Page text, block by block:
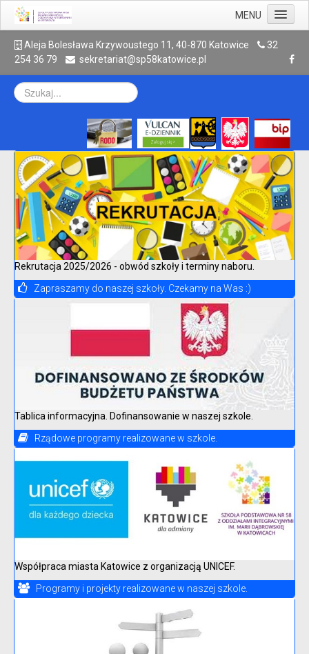
MENU
Aktualności
Rodzic
Kontakt
Archiwum
A leja Bolesława Krzywoustego 11, 40-870 Katowice
32
254 36 79
sekretariat@sp58katowice.pl
Rekrutacja 2025/2026 - obwód szkoły i terminy naboru.
Zapraszamy do naszej szkoły. Czekamy na Was :)
Tablica informacyjna. Dofinansowanie w naszej szkole.
Rządowe programy realizowane w szkole.
Współpraca miasta Katowice z organizacją UNICEF.
Programy i projekty realizowane w naszej szkole.